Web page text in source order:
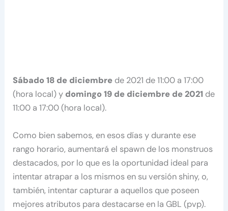
Sábado 18 de diciembre de 2021 de 11:00 a 17:00
(hora local) y domingo 19 de diciembre de 2021 de
11:00 a 17:00 (hora local).
Como bien sabemos, en esos días y durante ese
rango horario, aumentará el spawn de los monstruos
destacados, por lo que es la oportunidad ideal para
intentar atrapar a los mismos en su versión shiny, o,
también, intentar capturar a aquellos que poseen
mejores atributos para destacarse en la GBL (pvp).